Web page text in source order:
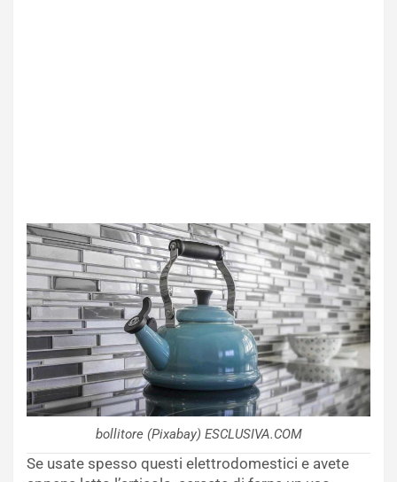
bollitore (Pixabay) ESCLUSIVA.COM
Se usate spesso questi elettrodomestici e avete